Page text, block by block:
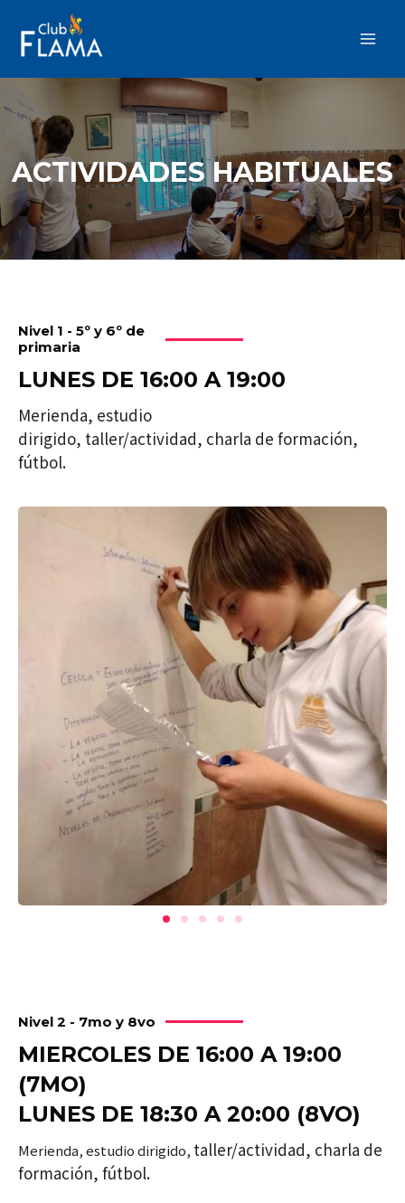
contenido
ACTIVIDADES HABITUALES
Nivel 1 - 5º y 6º de
primaria
LUNES DE 16:00 A 19:00
Merienda, estudio
dirigido, taller/actividad, charla de formación,
fútbol.
Nivel 2 - 7mo y 8vo
MIERCOLES DE 16:00 A 19:00
(7MO)
LUNES DE 18:30 A 20:00 (8VO)
Merienda, estudio dirigido, taller/actividad, charla de
formación, fútbol.